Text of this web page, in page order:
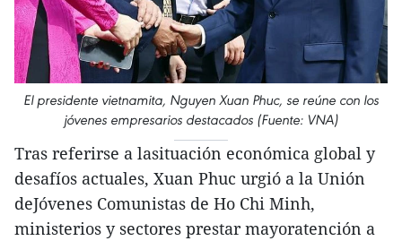
El presidente vietnamita, Nguyen Xuan Phuc, se reúne con los
jóvenes empresarios destacados (Fuente: VNA)
Tras referirse a lasituación económica global y
desafíos actuales, Xuan Phuc urgió a la Unión
deJóvenes Comunistas de Ho Chi Minh,
ministerios y sectores prestar mayoratención a